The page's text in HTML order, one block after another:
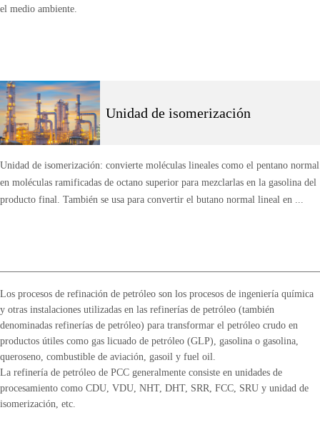
el medio ambiente.
Unidad de isomerización
Unidad de isomerización: convierte moléculas lineales como el pentano normal
en moléculas ramificadas de octano superior para mezclarlas en la gasolina del
producto final. También se usa para convertir el butano normal lineal en ...
Los procesos de refinación de petróleo son los procesos de ingeniería química
y otras instalaciones utilizadas en las refinerías de petróleo (también
denominadas refinerías de petróleo) para transformar el petróleo crudo en
productos útiles como gas licuado de petróleo (GLP), gasolina o gasolina,
queroseno, combustible de aviación, gasoil y fuel oil.
La refinería de petróleo de PCC generalmente consiste en unidades de
procesamiento como CDU, VDU, NHT, DHT, SRR, FCC, SRU y unidad de
isomerización, etc.